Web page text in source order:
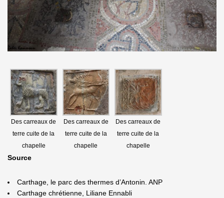
Des carreaux de
terre cuite de la
chapelle
Des carreaux de
terre cuite de la
chapelle
Des carreaux de
terre cuite de la
chapelle
Source
Carthage, le parc des thermes d’Antonin. ANP
Carthage chrétienne, Liliane Ennabli